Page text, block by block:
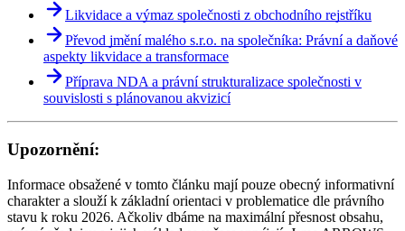
Likvidace a výmaz společnosti z obchodního rejstříku
Převod jmění malého s.r.o. na společníka: Právní a daňové
aspekty likvidace a transformace
Příprava NDA a právní strukturalizace společnosti v
souvislosti s plánovanou akvizicí
Upozornění:
Informace obsažené v tomto článku mají pouze obecný informativní
charakter a slouží k základní orientaci v problematice dle právního
stavu k roku 2026. Ačkoliv dbáme na maximální přesnost obsahu,